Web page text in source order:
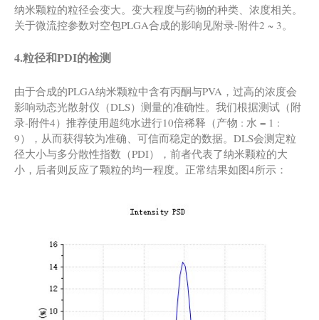
纳米颗粒的粒径会变大。变大程度与药物的种类、浓度相关。
关于微流控参数对空包PLGA合成的影响见附录-附件2 ~ 3。
4.粒径和PDI的检测
由于合成的PLGA纳米颗粒中含有丙酮与PVA，过高的浓度会
影响动态光散射仪（DLS）测量的准确性。我们根据测试（附
录-附件4）推荐使用超纯水进行10倍稀释（产物 : 水 = 1 :
9），从而获得较为准确、可信而稳定的数据。DLS会测定粒
径大小与多分散性指数（PDI），前者代表了纳米颗粒的大
小，后者则反应了颗粒的均一程度。正常结果如图4所示：